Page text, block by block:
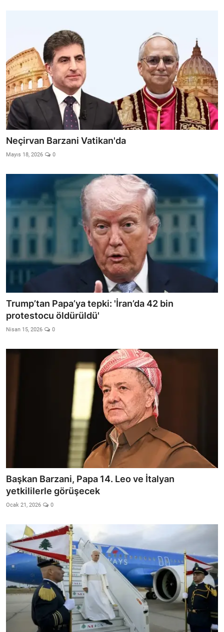
Arşiv
İletişim
Türkçe Kurdi
Neçirvan Barzani Vatikan'da
Mayıs 18, 2026 0
Trump’tan Papa’ya tepki: 'İran’da 42 bin
protestocu öldürüldü'
Nisan 15, 2026 0
Başkan Barzani, Papa 14. Leo ve İtalyan
yetkililerle görüşecek
Ocak 21, 2026 0